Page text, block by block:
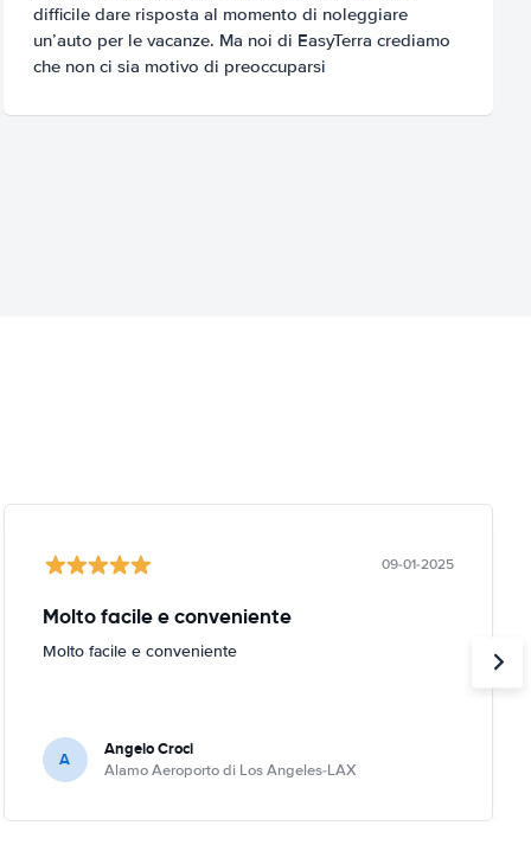
difficile dare risposta al momento di noleggiare
un’auto per le vacanze. Ma noi di EasyTerra crediamo
che non ci sia motivo di preoccuparsi
09-01-2025
Molto facile e conveniente
Molto facile e conveniente
A Angelo Croci
Alamo Aeroporto di Los Angeles-LAX